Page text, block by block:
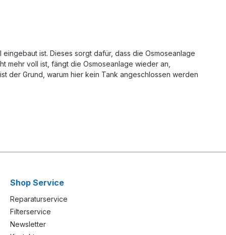
ist. Dieses sorgt dafür, dass die Osmoseanlage
mehr voll ist, fängt die Osmoseanlage wieder an,
der Grund, warum hier kein Tank angeschlossen werden
Shop Service
Reparaturservice
Filterservice
Newsletter